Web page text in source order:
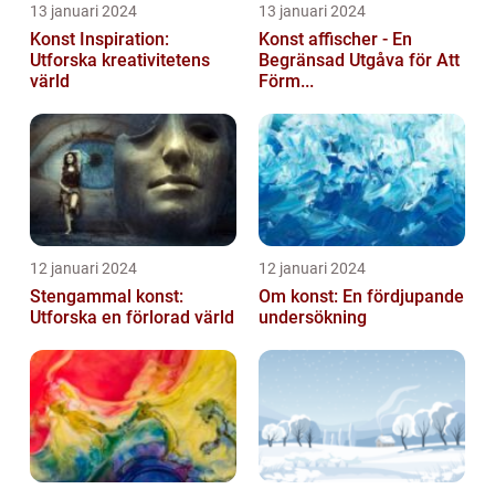
13 januari 2024
Konst Inspiration:
Utforska kreativitetens
värld
13 januari 2024
Konst affischer - En
Begränsad Utgåva för Att
Förm...
12 januari 2024
Stengammal konst:
Utforska en förlorad värld
12 januari 2024
Om konst: En fördjupande
undersökning